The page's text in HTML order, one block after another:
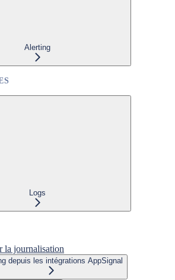
Alerting
Logs
la journalisation
depuis les intégrations AppSignal